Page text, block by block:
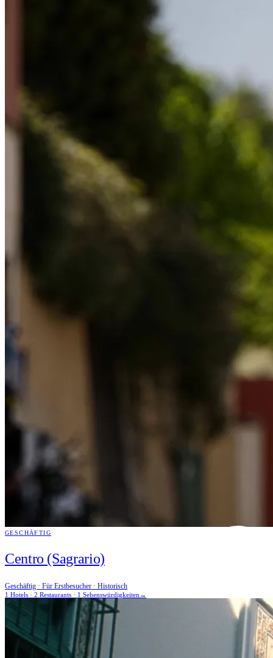
GESCHÄFTIG
Centro (Sagrario)
Geschäftig · Für Erstbesucher · Historisch
1 Hotels · 2 Restaurants · 1 Sehenswürdigkeiten →